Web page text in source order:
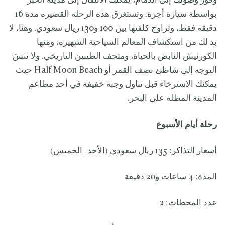
بواسطة سيارة أجرة. وتستغرق هذه الرحلة القصيرة مدة 16
دقيقة فقط، وتراوح كلفتها بين 100 و130 ريال سعودي. وهنا، لا
بد لك من استكشاف المعالم السياحية الشهيرة، ومنها
الكورنيش النابض بالحياة، ومتحف الطيبين التاريخي. ولا تنسَ
التوجه إلى شاطئ نصف القمر أو Half Moon Beach حيث
يمكنك الاسترخاء قبل تناول وجبة خفيفة في أحد مطاعم
المدينة المطلة على البحر.
رحلة أيام الأسبوع
أسعار التذاكر: 135 ريال سعودي (الأحد- الخميس)
المدة: 4 ساعات و20 دقيقة
عدد المحطات: 2